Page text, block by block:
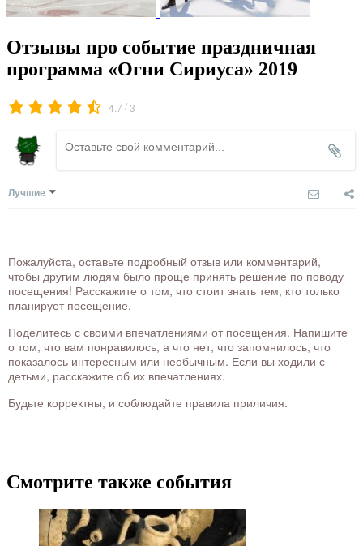
Отзывы про событие праздничная
программа «Огни Сириуса» 2019
4.7 /3
Лучшие
Пожалуйста, оставьте подробный отзыв или комментарий,
чтобы другим людям было проще принять решение по поводу
посещения! Расскажите о том, что стоит знать тем, кто только
планирует посещение.
Поделитесь с своими впечатлениями от посещения. Напишите
о том, что вам понравилось, а что нет, что запомнилось, что
показалось интересным или необычным. Если вы ходили с
детьми, расскажите об их впечатлениях.
Будьте корректны, и соблюдайте правила приличия.
Смотрите также события